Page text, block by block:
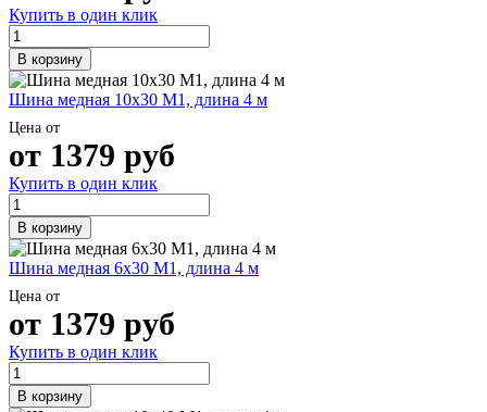
Купить в один клик
В корзину
Шина медная 10х30 М1, длина 4 м
Цена от
от 1379 руб
Купить в один клик
В корзину
Шина медная 6х30 М1, длина 4 м
Цена от
от 1379 руб
Купить в один клик
В корзину